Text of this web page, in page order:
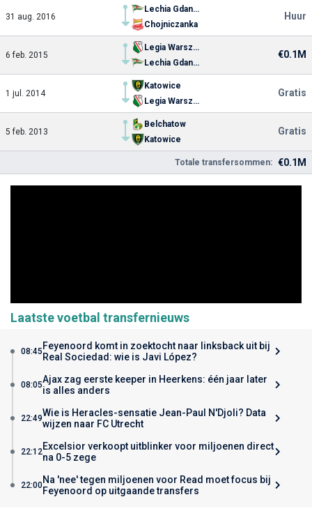
31 aug. 2016
Lechia Gdansk
Chojniczanka
Huur
6 feb. 2015
Legia Warszawa
Lechia Gdansk
€0.1M
1 jul. 2014
Katowice
Legia Warszawa
Gratis
5 feb. 2013
Belchatow
Katowice
Gratis
Totale transfersommen: €0.1M
Laatste voetbal transfernieuws
08:45 Feyenoord komt in zoektocht naar linksback uit bij
Real Sociedad: wie is Javi López?
08:05Ajax zag eerste keeper in Heerkens: één jaar later
is alles anders
22:49Wie is Heracles-sensatie Jean-Paul N'Djoli? Data
wijzen naar FC Utrecht
22:12Excelsior verkoopt uitblinker voor miljoenen direct
na 0-5 zege
22:00Na 'nee' tegen miljoenen voor Read moet focus bij
Feyenoord op uitgaande transfers